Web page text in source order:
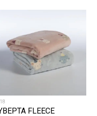
FLEECE